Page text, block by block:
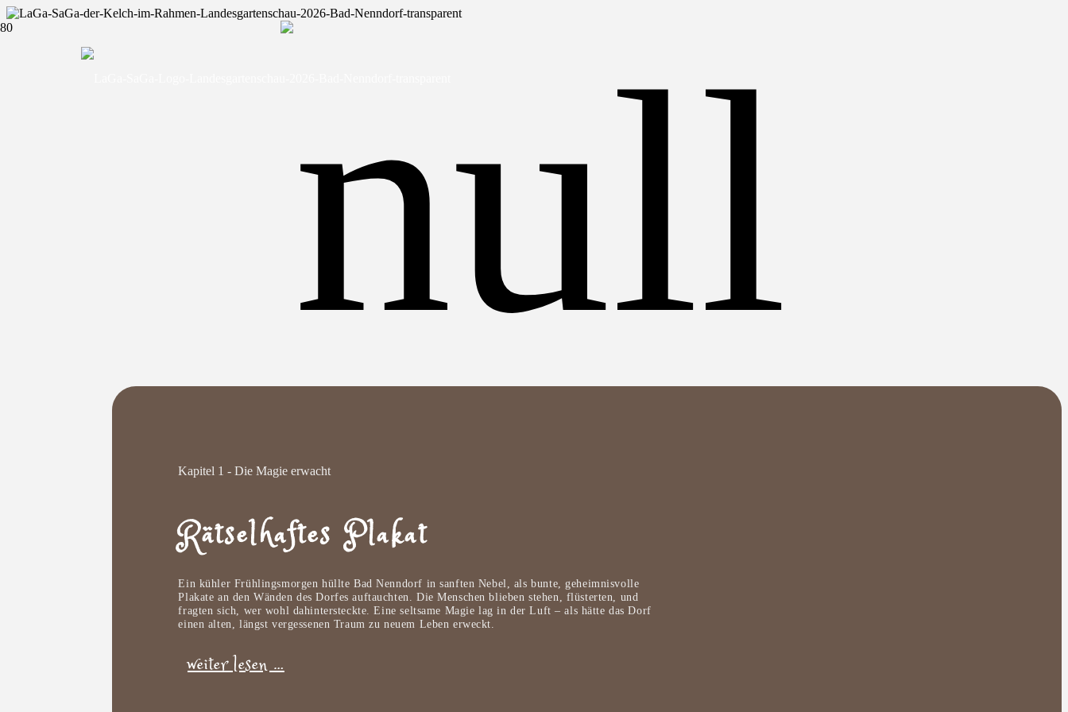
Kapitel 1 - Die Magie erwacht
Rätselhaftes Plakat
Ein kühler Frühlingsmorgen hüllte Bad Nenndorf in sanften Nebel, als bunte, geheimnisvolle
Plakate an den Wänden des Dorfes auftauchten. Die Menschen blieben stehen, flüsterten, und
fragten sich, wer wohl dahintersteckte. Eine seltsame Magie lag in der Luft – als hätte das Dorf
einen alten, längst vergessenen Traum zu neuem Leben erweckt.
weiter lesen …